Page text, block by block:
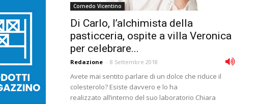
Cornedo Vicentino
Di Carlo, l’alchimista della
pasticceria, ospite a villa Veronica
per celebrare...
Redazione - 8 Settembre 2018
Avete mai sentito parlare di un dolce che riduce il
colesterolo? Esiste davvero e lo ha
realizzato all’interno del suo laboratorio Chiara